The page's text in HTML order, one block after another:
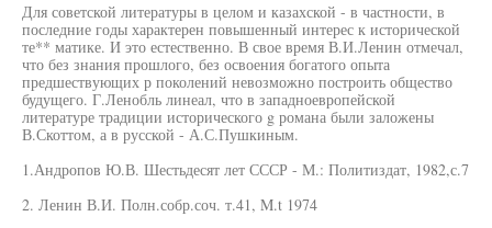
Для советской литературы в целом и казахской - в частности, в
последние годы характерен повышенный интерес к исторической
те** матике. И это естественно. В свое время В.И.Ленин отмечал,
что без знания прошлого, без освоения богатого опыта
предшествующих р поколений невозможно построить общество
будущего. Г.Ленобль линеал, что в западноевропейской
литературе традиции исторического g романа были заложены
В.Скоттом, а в русской - А.С.Пушкиным.
1.Андропов Ю.В. Шестьдесят лет СССР - М.: Политиздат, 1982,с.7
2. Ленин В.И. Полн.собр.соч. т.41, M.t 1974